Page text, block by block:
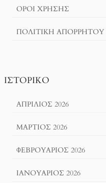
ΌΡΟΙ ΧΡΗΣΗΣ
ΠΟΛΙΤΙΚΉ ΑΠΟΡΡΉΤΟΥ
ΙΣΤΟΡΙΚΌ
ΑΠΡΊΛΙΟΣ 2026
ΜΆΡΤΙΟΣ 2026
ΦΕΒΡΟΥΆΡΙΟΣ 2026
ΙΑΝΟΥΆΡΙΟΣ 2026